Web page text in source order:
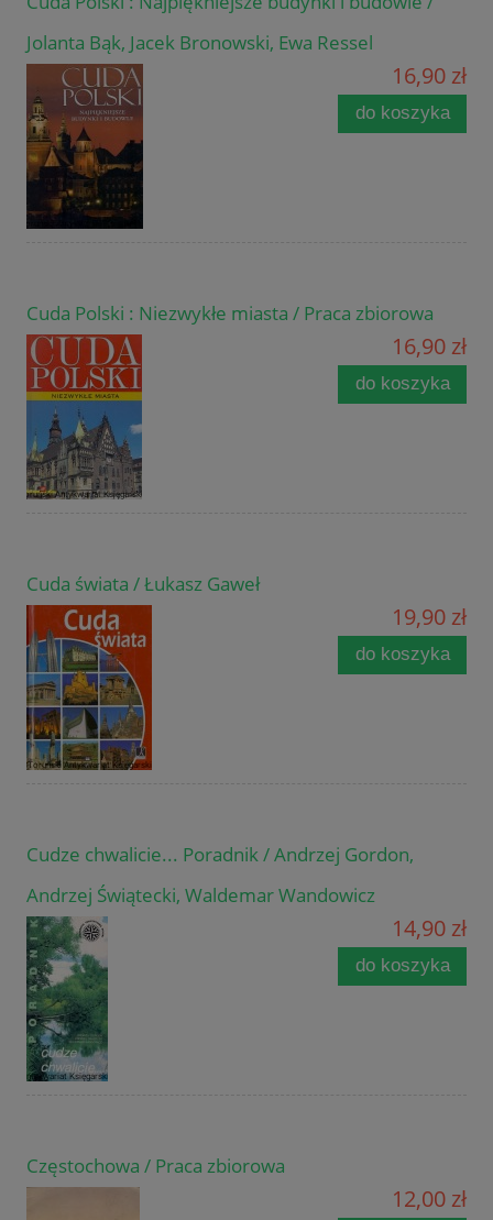
Jolanta Bąk, Jacek Bronowski, Ewa Ressel
16,90 zł
do koszyka
Cuda Polski : Niezwykłe miasta / Praca zbiorowa
16,90 zł
do koszyka
Cuda świata / Łukasz Gaweł
19,90 zł
do koszyka
Cudze chwalicie... Poradnik / Andrzej Gordon,
Andrzej Świątecki, Waldemar Wandowicz
14,90 zł
do koszyka
Częstochowa / Praca zbiorowa
12,00 zł